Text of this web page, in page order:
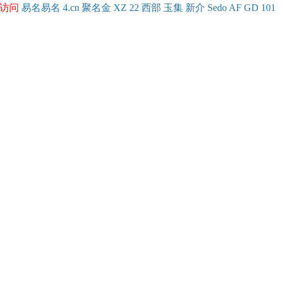
访问 易名易名 4.cn 聚名金 XZ 22 西部 玉集 新介 Sedo AF GD 101